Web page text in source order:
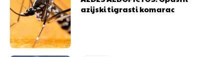
azijski tigrasti komarac